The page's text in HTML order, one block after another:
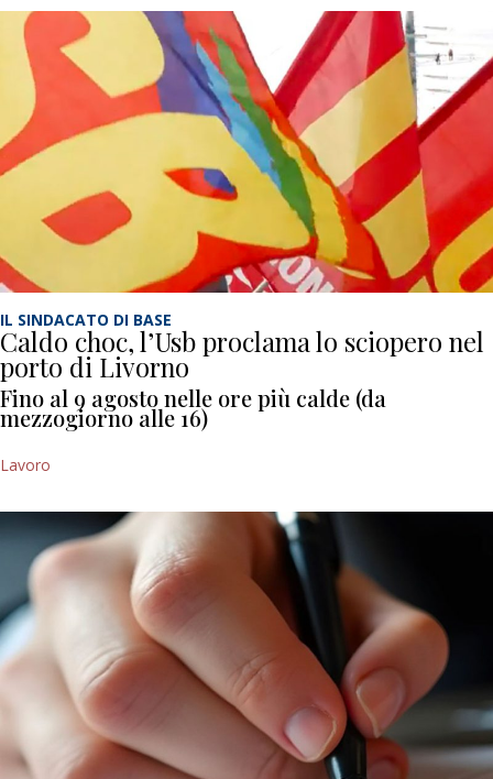
IL SINDACATO DI BASE
Caldo choc, l’Usb proclama lo sciopero nel
porto di Livorno
Fino al 9 agosto nelle ore più calde (da
mezzogiorno alle 16)
Lavoro